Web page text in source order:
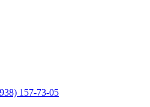
157-73-05